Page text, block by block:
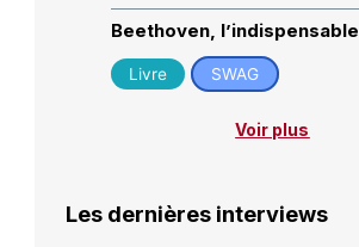
Beethoven, l’indispensable
Livre SWAG
Voir plus
Les dernières interviews